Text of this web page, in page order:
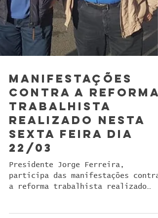
Manifestações
contra a reforma
trabalhista
realizado nesta
sexta feira dia
22/03